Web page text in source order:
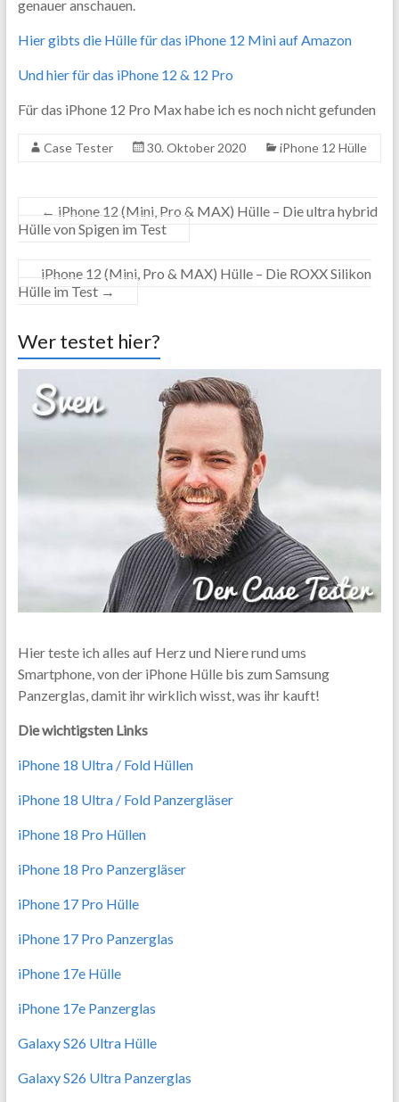
genauer anschauen.
Hier gibts die Hülle für das iPhone 12 Mini auf Amazon
Und hier für das iPhone 12 & 12 Pro
Für das iPhone 12 Pro Max habe ich es noch nicht gefunden
Case Tester 30. Oktober 2020 iPhone 12 Hülle
← iPhone 12 (Mini, Pro & MAX) Hülle – Die ultra hybrid
Hülle von Spigen im Test
iPhone 12 (Mini, Pro & MAX) Hülle – Die ROXX Silikon
Hülle im Test →
Wer testet hier?
Hier teste ich alles auf Herz und Niere rund ums
Smartphone, von der iPhone Hülle bis zum Samsung
Panzerglas, damit ihr wirklich wisst, was ihr kauft!
Die wichtigsten Links
iPhone 18 Ultra / Fold Hüllen
iPhone 18 Ultra / Fold Panzergläser
iPhone 18 Pro Hüllen
iPhone 18 Pro Panzergläser
iPhone 17 Pro Hülle
iPhone 17 Pro Panzerglas
iPhone 17e Hülle
iPhone 17e Panzerglas
Galaxy S26 Ultra Hülle
Galaxy S26 Ultra Panzerglas